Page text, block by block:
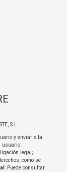
S.L.
y enviarle la
usuario;
legal;
como se
: Puede consultar